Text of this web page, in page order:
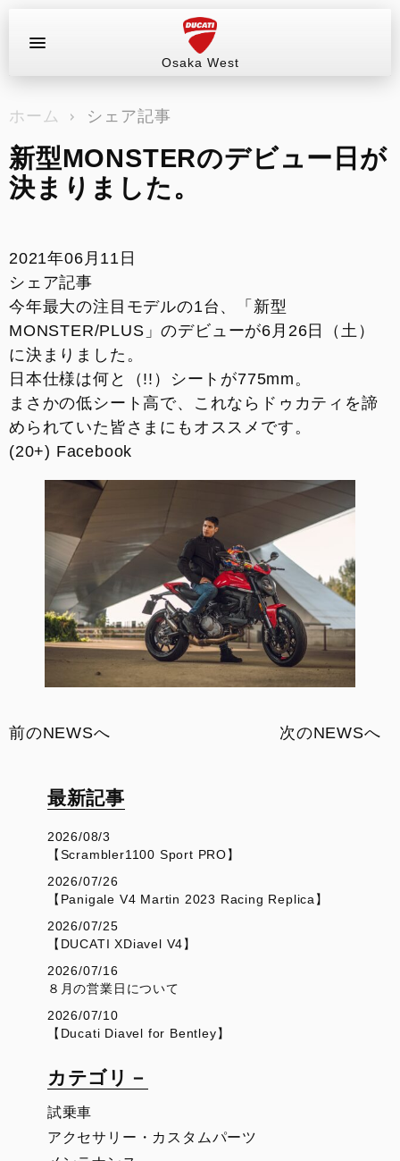
Osaka West
ラインアップ
サービス情報
試乗車
イベント&ツーリング
販売情報
お支払いシミュレーション
お問い合わせ
ホーム シェア記事
新型MONSTERのデビュー日が
決まりました。
2021年06月11日
シェア記事
今年最大の注目モデルの1台、「新型
MONSTER/PLUS」のデビューが6月26日（土）
に決まりました。
日本仕様は何と（!!）シートが775mm。
まさかの低シート高で、これならドゥカティを諦
められていた皆さまにもオススメです。
(20+) Facebook
前のNEWSへ 次のNEWSへ
最新記事
2026/08/3
【Scrambler1100 Sport PRO】
2026/07/26
【Panigale V4 Martin 2023 Racing Replica】
2026/07/25
【DUCATI XDiavel V4】
2026/07/16
８月の営業日について
2026/07/10
【Ducati Diavel for Bentley】
カテゴリ－
試乗車
アクセサリー・カスタムパーツ